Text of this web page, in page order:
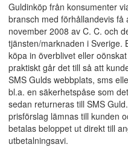
Guldinköp från konsumenter
bransch med förhållandevis få
november 2008 av C. C. och
tjänsten/marknaden i Sverige.
köpa in överblivet eller
praktiskt går det till så att
SMS Gulds webbplats, sms
bl.a. en säkerhetspåse som
sedan returneras till SMS
prisförslag lämnas till kunden
betalas beloppet ut direkt till
utbetalningsavi.